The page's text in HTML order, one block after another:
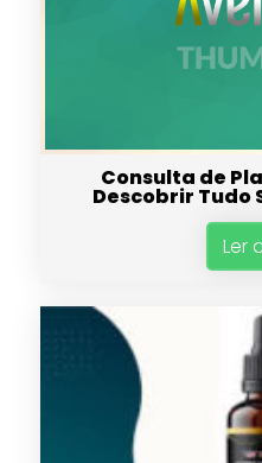
Consulta de
Descobrir Tudo
Ler